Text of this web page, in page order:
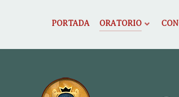
PORTADA ORATORIO